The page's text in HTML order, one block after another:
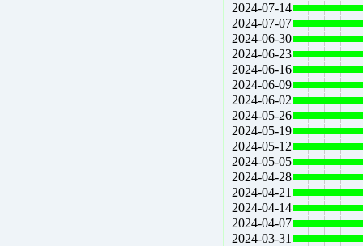
2024-07-14
2024-07-07
2024-06-30
2024-06-23
2024-06-16
2024-06-09
2024-06-02
2024-05-26
2024-05-19
2024-05-12
2024-05-05
2024-04-28
2024-04-21
2024-04-14
2024-04-07
2024-03-31